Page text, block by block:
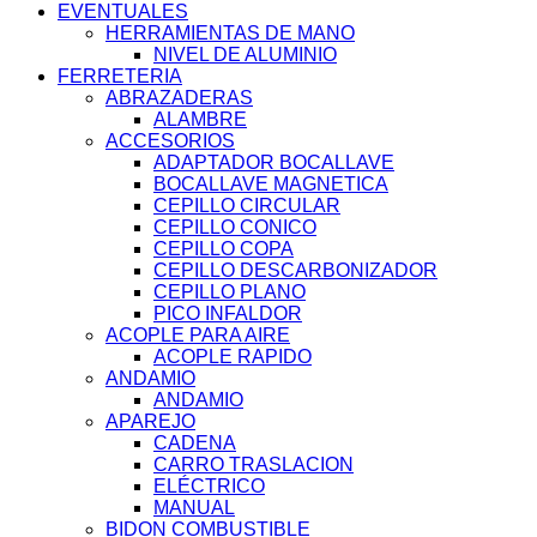
EVENTUALES
HERRAMIENTAS DE MANO
NIVEL DE ALUMINIO
FERRETERIA
ABRAZADERAS
ALAMBRE
ACCESORIOS
ADAPTADOR BOCALLAVE
BOCALLAVE MAGNETICA
CEPILLO CIRCULAR
CEPILLO CONICO
CEPILLO COPA
CEPILLO DESCARBONIZADOR
CEPILLO PLANO
PICO INFALDOR
ACOPLE PARA AIRE
ACOPLE RAPIDO
ANDAMIO
ANDAMIO
APAREJO
CADENA
CARRO TRASLACION
ELÉCTRICO
MANUAL
BIDON COMBUSTIBLE